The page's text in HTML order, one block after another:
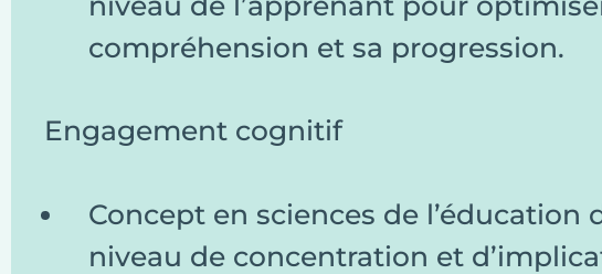
compréhension et sa progression.
Engagement cognitif
Concept en sciences de l’éducation
niveau de concentration et